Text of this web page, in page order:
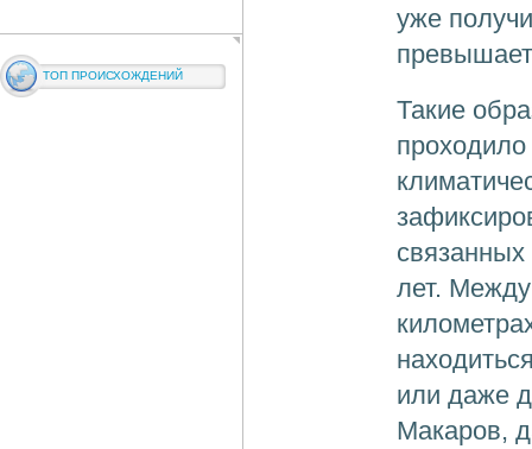
ТОП ПРОИСХОЖДЕНИЙ
уже
Такие
проходило
лет.
или даже
Макаров,